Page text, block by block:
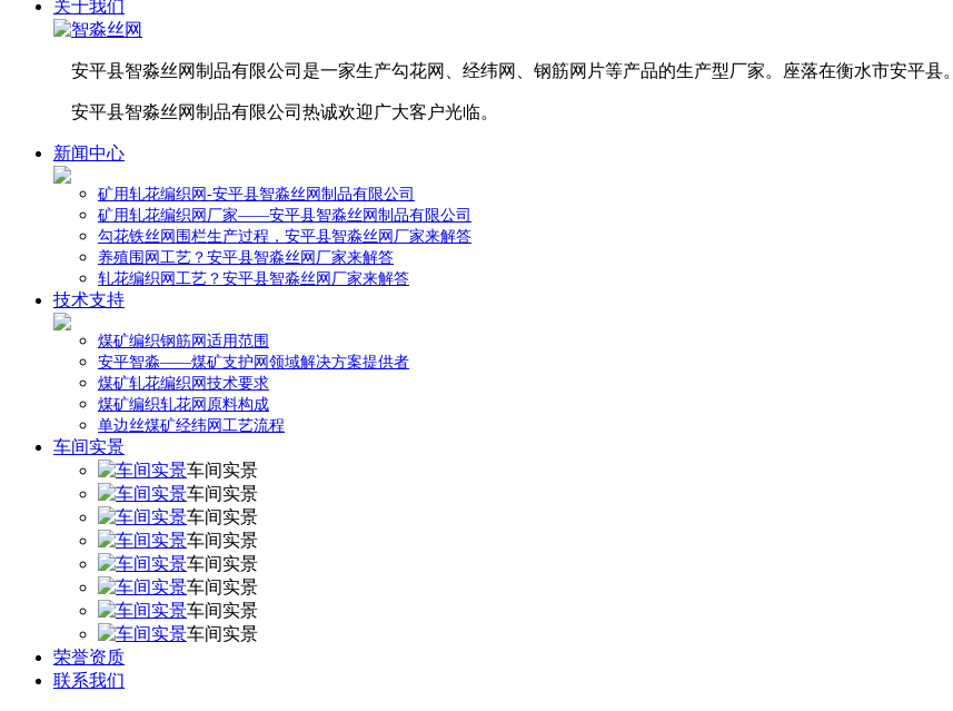
关于我们
安平县智淼丝网制品有限公司是一家生产勾花网、经纬网、钢筋网片等产品的生产型厂家。座落在衡水市安平县。
安平县智淼丝网制品有限公司热诚欢迎广大客户光临。
新闻中心
矿用轧花编织网-安平县智淼丝网制品有限公司
矿用轧花编织网厂家——安平县智淼丝网制品有限公司
勾花铁丝网围栏生产过程，安平县智淼丝网厂家来解答
养殖围网工艺？安平县智淼丝网厂家来解答
轧花编织网工艺？安平县智淼丝网厂家来解答
技术支持
煤矿编织钢筋网适用范围
安平智淼——煤矿支护网领域解决方案提供者
煤矿轧花编织网技术要求
煤矿编织轧花网原料构成
单边丝煤矿经纬网工艺流程
车间实景
车间实景
车间实景
车间实景
车间实景
车间实景
车间实景
车间实景
车间实景
荣誉资质
联系我们